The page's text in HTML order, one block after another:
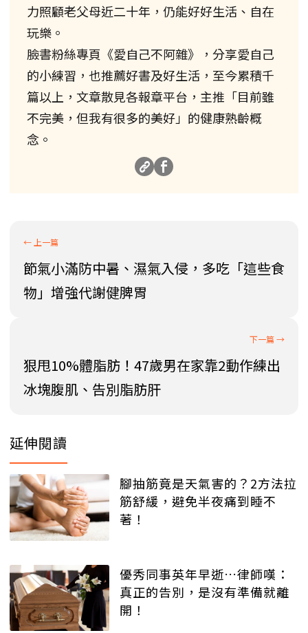
力照顧老父母近二十年，仍能好好生活、自在
玩樂。
臉書粉絲專頁《愛自己不阿雜》，分享愛自己
的小練習，也推薦好書及好生活，至今累積千
篇以上，文章散見各報章平台，主推「目前雖
不完美，但我有很多的美好」的健康熟齡概
念。
節氣小滿防中暑、濕氣入侵，多吃「這些食
物」增強代謝健脾胃
狠甩10%體脂肪！47歲男在家靠2動作練出
冰塊腹肌、告別脂肪肝
延伸閱讀
腳抽筋竟是天氣害的？2方法拉
筋舒緩，避免半夜痛到睡不
著！
優秀同事英年早逝…律師嘆：
真正的告別，是沒有準備就離
開！